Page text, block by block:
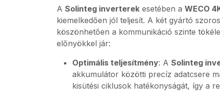
A Solinteg inverterek esetében a WECO
kiemelkedően jól teljesít. A két gyártó
köszönhetően a kommunikáció szinte
előnyökkel jár:
Optimális teljesítmény: A Solinteg
akkumulátor közötti precíz adatcsere
kisütési ciklusok hatékonyságát, így a